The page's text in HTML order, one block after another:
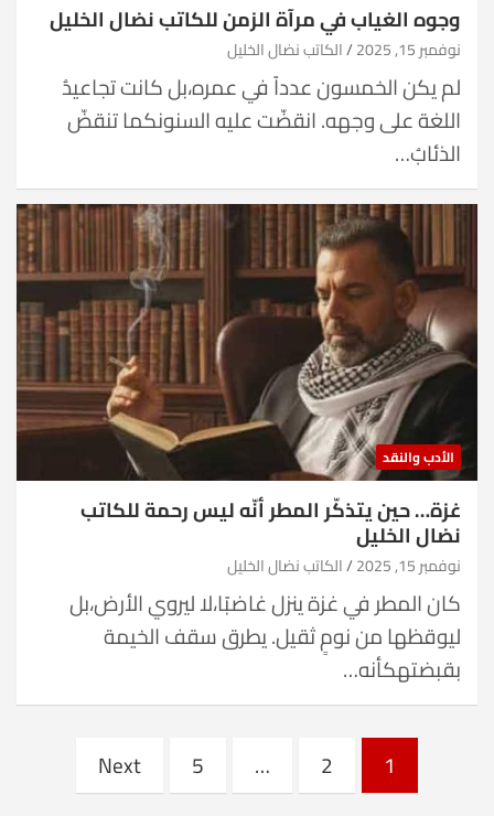
وجوه الغياب في مرآة الزمن للكاتب نضال الخليل
نوفمبر 15, 2025 الكاتب نضال الخليل
لم يكن الخمسون عدداً في عمره،بل كانت تجاعيدُ
اللغة على وجهه. انقضّت عليه السنونكما تنقضّ
الذئابُ…
الأدب والنقد
غزة… حين يتذكّر المطر أنّه ليس رحمة للكاتب
نضال الخليل
نوفمبر 15, 2025 الكاتب نضال الخليل
كان المطر في غزة ينزل غاضبًا،لا ليروي الأرض،بل
ليوقظها من نومٍ ثقيل. يطرق سقف الخيمة
بقبضتهكأنه…
Posts
pagination
1
2
…
5
Next